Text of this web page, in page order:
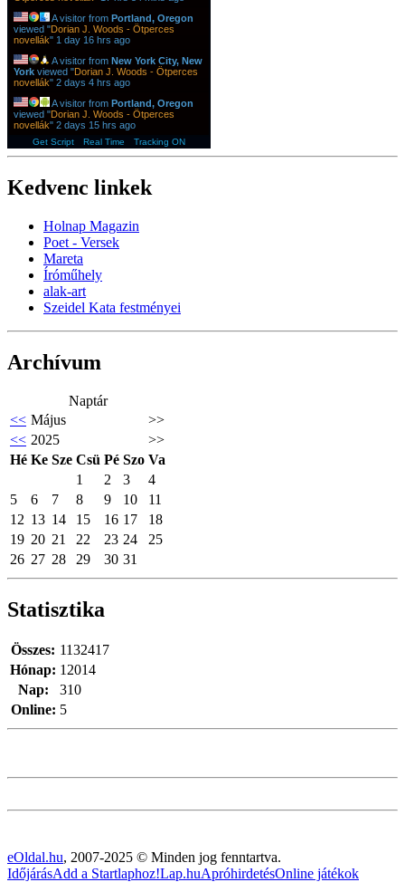
A visitor from Portland, Oregon
viewed "Dorian J. Woods - Ötperces
novellák" 1 day 16 hrs ago
A visitor from New York City, New
York viewed "Dorian J. Woods - Ötperces
novellák" 2 days 4 hrs ago
A visitor from Portland, Oregon
viewed "Dorian J. Woods - Ötperces
novellák" 2 days 15 hrs ago
Get Script Real Time Tracking ON
Kedvenc linkek
Holnap Magazin
Poet - Versek
Mareta
Íróműhely
alak-art
Szeidel Kata festményei
Archívum
Naptár
<< Május
>>
<< 2025
>>
Hé Ke Sze Csü Pé Szo Va
1
2 3
4
5
6 7 8 9 10
11
12 13 14 15 16 17
18
19 20 21 22 23 24
25
26 27 28 29 30 31
Statisztika
Online: 5
Összes: 1132417
Hónap: 12014
Nap:
310
eOldal.hu, 2007-2025 © Minden jog fenntartva.
IdőjárásAdd a Startlaphoz!Lap.huApróhirdetésOnline játékok